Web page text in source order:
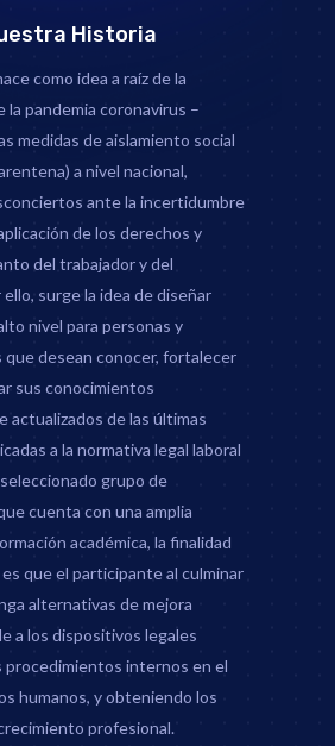
Historia
como idea a raíz de la
la pandemia coronavirus –
medidas de aislamiento social
a nivel nacional,
ante la incertidumbre
de los derechos y
del trabajador y del
surge la idea de diseñar
nivel para personas y
que desean conocer, fortalecer
sus conocimientos
actualizados de las últimas
a la normativa legal laboral
grupo de
cuenta con una amplia
académica, la finalidad
que el participante al culminar
alternativas de mejora
a los dispositivos legales
procedimientos internos en el
humanos, y obteniendo los
profesional.